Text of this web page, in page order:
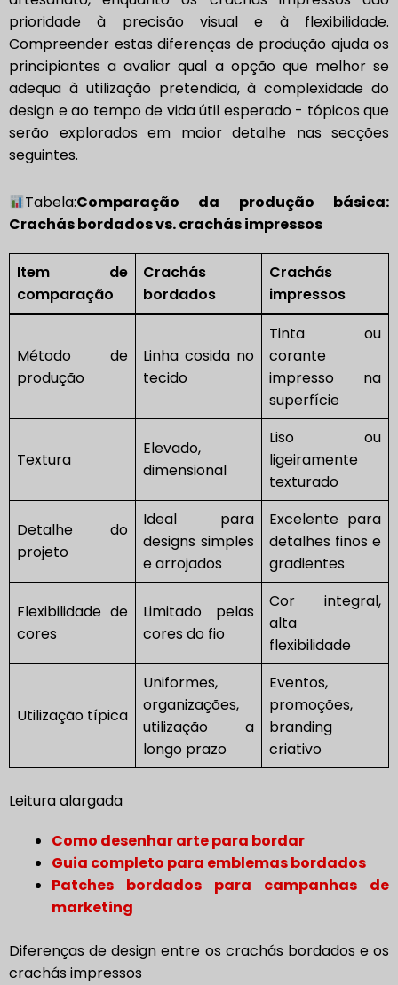
prioridade à precisão visual e à flexibilidade.
Compreender estas diferenças de produção ajuda os
principiantes a avaliar qual a opção que melhor se
adequa à utilização pretendida, à complexidade do
design e ao tempo de vida útil esperado - tópicos que
serão explorados em maior detalhe nas secções
seguintes.
Tabela:Comparação da produção básica:
Crachás bordados vs. crachás impressos
Item de
comparação
Crachás
bordados
Crachás
impressos
Método de
produção
Linha cosida no
tecido
Tinta ou
corante
impresso na
superfície
Textura
Elevado,
dimensional
Liso ou
ligeiramente
texturado
Detalhe do
projeto
Ideal para
designs simples
e arrojados
Excelente para
detalhes finos e
gradientes
Flexibilidade de
cores
Limitado pelas
cores do fio
Cor integral,
alta
flexibilidade
Utilização típica
Uniformes,
organizações,
utilização a
longo prazo
Eventos,
promoções,
branding
criativo
Leitura alargada
Como desenhar arte para bordar
Guia completo para emblemas bordados
Patches bordados para campanhas de
marketing
Diferenças de design entre os crachás bordados e os
crachás impressos